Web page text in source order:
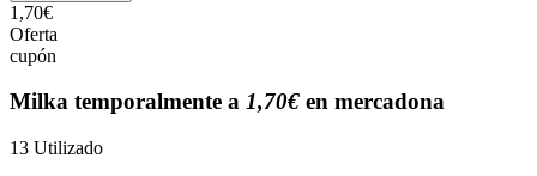
1,70€
Oferta
cupón
Milka temporalmente a 1,70€ en mercadona
13 Utilizado